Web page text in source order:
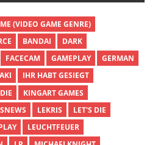
(VIDEO GAME GENRE)
BANDAI
DARK
FACECAM GAMEPLAY
GERMAN
IHR HABT GESIEGT
KINGART GAMES
LEKRIS
LET'S DIE
LEUCHTFEUER